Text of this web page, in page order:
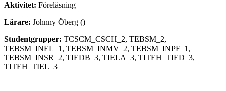
Aktivitet: Föreläsning
Lärare: Johnny Öberg ()
Studentgrupper: TCSCM_CSCH_2, TEBSM_2,
TEBSM_INEL_1, TEBSM_INMV_2, TEBSM_INPF_1,
TEBSM_INSR_2, TIEDB_3, TIELA_3, TITEH_TIED_3,
TITEH_TIEL_3